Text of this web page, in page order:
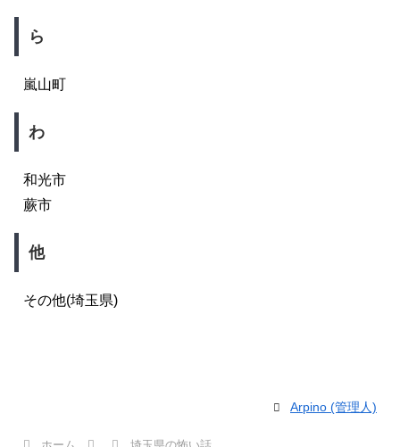
ら
嵐山町
わ
和光市
蕨市
他
その他(埼玉県)
Arpino (管理人)